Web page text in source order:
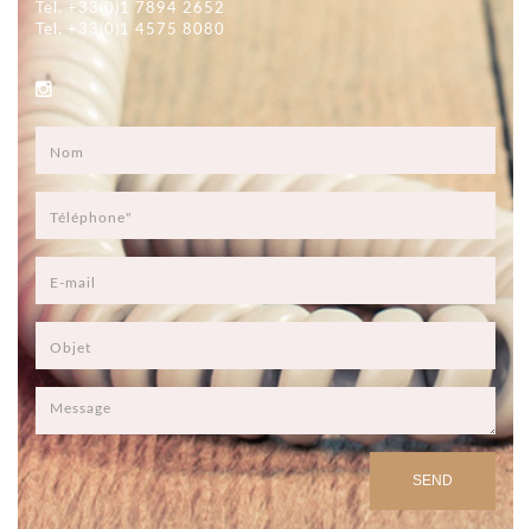
Tel. +33(0)1 7894 2652
Tel. +33(0)1 4575 8080
SEND